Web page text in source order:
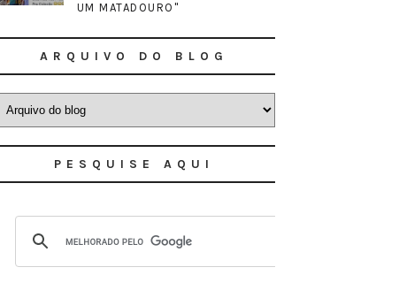
UM MATADOURO"
ARQUIVO DO BLOG
PESQUISE AQUI